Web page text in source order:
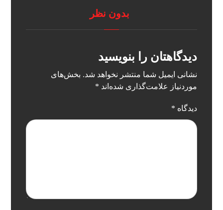
بدون نظر
دیدگاهتان را بنویسید
نشانی ایمیل شما منتشر نخواهد شد. بخش‌های
موردنیاز علامت‌گذاری شده‌اند *
دیدگاه *